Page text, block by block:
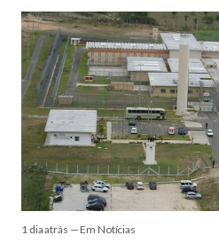
1 dia atrás — Em Notícias